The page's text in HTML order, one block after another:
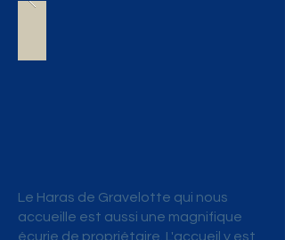
Le Haras de Gravelotte qui nous
accueille est aussi une magnifique
écurie de propriétaire. L'accueil y est